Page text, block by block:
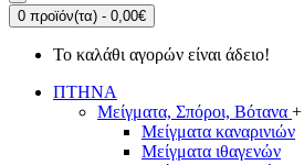
0 προϊόν(τα) - 0,00€
Το καλάθι αγορών είναι άδειο!
ΠΤΗΝΑ
Μείγματα, Σπόροι, Βότανα +
Μείγματα καναρινιών
Μείγματα ιθαγενών